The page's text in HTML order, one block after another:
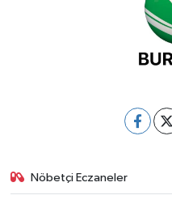
Nöbetçi Eczaneler